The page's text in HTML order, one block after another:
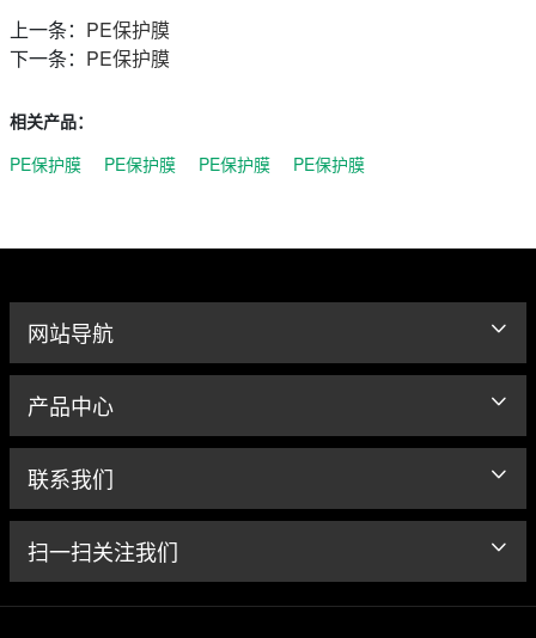
上一条： PE保护膜
下一条： PE保护膜
相关产品：
PE保护膜
PE保护膜 PE保护膜 PE保护膜
网站导航
产品中心
联系我们
扫一扫关注我们